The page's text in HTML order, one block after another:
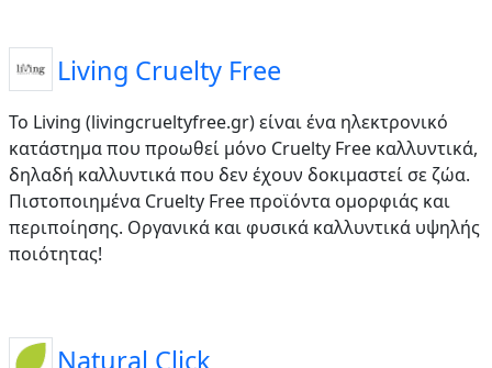
Living Cruelty Free
Το Living (livingcrueltyfree.gr) είναι ένα ηλεκτρονικό
κατάστημα που προωθεί μόνο Cruelty Free καλλυντικά,
δηλαδή καλλυντικά που δεν έχουν δοκιμαστεί σε ζώα.
Πιστοποιημένα Cruelty Free προϊόντα ομορφιάς και
περιποίησης. Οργανικά και φυσικά καλλυντικά υψηλής
ποιότητας!
Natural Click